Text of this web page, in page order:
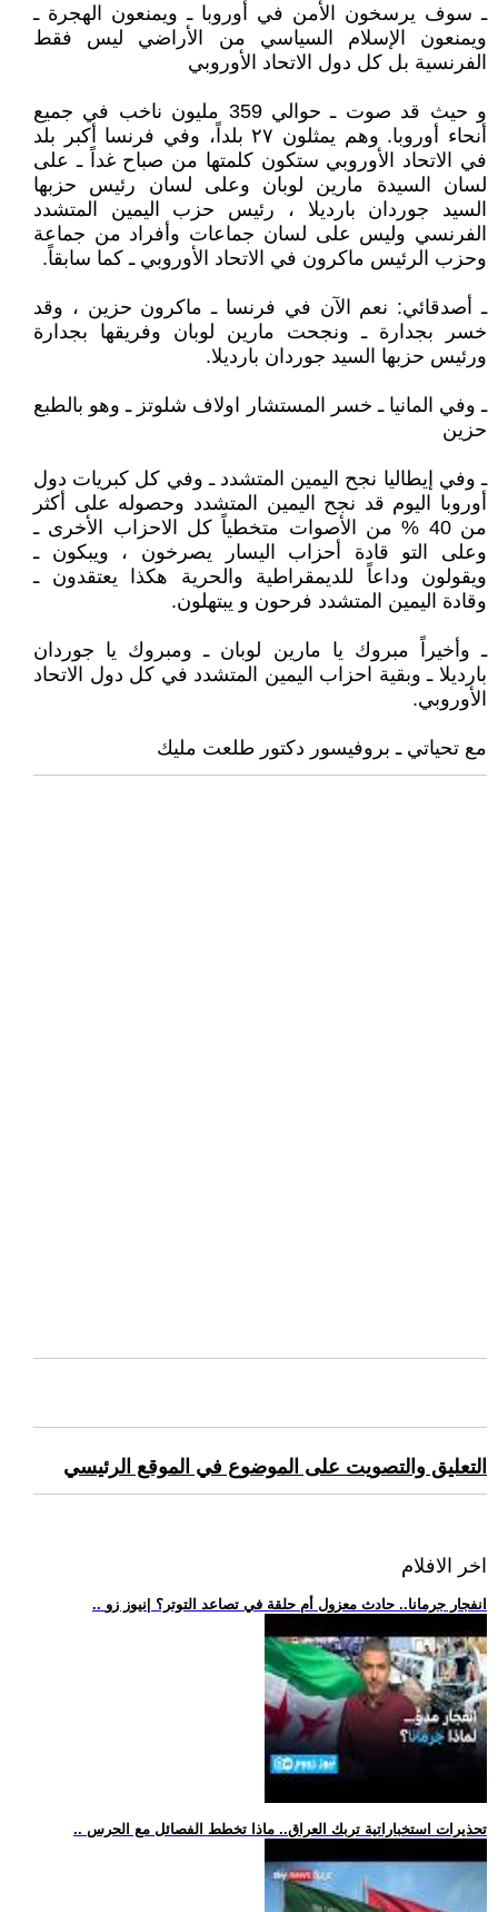
ـ سوف يرسخون الأمن في أوروبا ـ ويمنعون الهجرة ـ
ويمنعون الإسلام السياسي من الأراضي ليس فقط
الفرنسية بل كل دول الاتحاد الأوروبي
و حيث قد صوت ـ حوالي 359 مليون ناخب في جميع
أنحاء أوروبا. وهم يمثلون ٢٧ بلداً، وفي فرنسا أكبر بلد
في الاتحاد الأوروبي ستكون كلمتها من صباح غداً ـ على
لسان السيدة مارين لوبان وعلى لسان رئيس حزبها
السيد جوردان بارديلا ، رئيس حزب اليمين المتشدد
الفرنسي وليس على لسان جماعات وأفراد من جماعة
وحزب الرئيس ماكرون في الاتحاد الأوروبي ـ كما سابقاً.
ـ أصدقائي: نعم الآن في فرنسا ـ ماكرون حزين ، وقد
خسر بجدارة ـ ونجحت مارين لوبان وفريقها بجدارة
ورئيس حزبها السيد جوردان بارديلا.
ـ وفي المانيا ـ خسر المستشار اولاف شلوتز ـ وهو بالطبع
حزين
ـ وفي إيطاليا نجح اليمين المتشدد ـ وفي كل كبريات دول
أوروبا اليوم قد نجح اليمين المتشدد وحصوله على أكثر
من 40 % من الأصوات متخطياً كل الاحزاب الأخرى ـ
وعلى التو قادة أحزاب اليسار يصرخون ، ويبكون ـ
ويقولون وداعاً للديمقراطية والحرية هكذا يعتقدون ـ
وقادة اليمين المتشدد فرحون و يبتهلون.
ـ وأخيراً مبروك يا مارين لوبان ـ ومبروك يا جوردان
بارديلا ـ وبقية احزاب اليمين المتشدد في كل دول الاتحاد
الأوروبي.
مع تحياتي ـ بروفيسور دكتور طلعت مليك
التعليق والتصويت على الموضوع في الموقع الرئيسي
اخر الافلام
.. انفجار جرمانا.. حادث معزول أم حلقة في تصاعد التوتر؟ |نيوز زو
.. تحذيرات استخباراتية تربك العراق.. ماذا تخطط الفصائل مع الحرس